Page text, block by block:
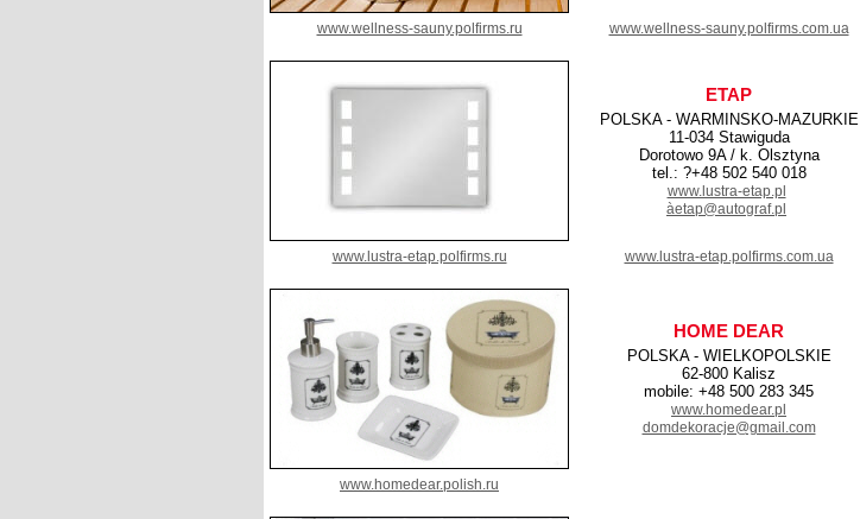
www.wellness-sauny.polfirms.ru www.wellness-sauny.polfirms.com.ua
ETAP
POLSKA - WARMINSKO-MAZURKIE
11-034 Stawiguda
Dorotowo 9A / k. Olsztyna
tel.: ?+48 502 540 018
www.lustra-etap.pl
àetap@autograf.pl
www.lustra-etap.polfirms.ru www.lustra-etap.polfirms.com.ua
HOME DEAR
POLSKA - WIELKOPOLSKIE
62-800 Kalisz
mobile: +48 500 283 345
www.homedear.pl
domdekoracje@gmail.com
www.homedear.polish.ru